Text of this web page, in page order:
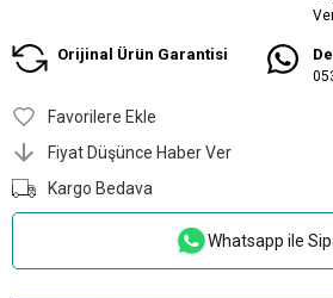
Orijinal Ürün Garantisi
Favorilere Ekle
Fiyat Düşünce Haber Ver
Kargo Bedava
Whatsapp ile